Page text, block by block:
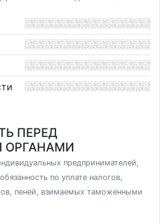
ПЕРЕД
предпринимателей,
по уплате налогов,
пеней, взимаемых таможенными